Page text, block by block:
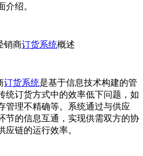
介绍。
销商订货系统概述
订货系统是基于信息技术构建的管
统订货方式中的效率低下问题，如
管理不精确等。系统通过与供应
节的信息互通，实现供需双方的协
应链的运行效率。